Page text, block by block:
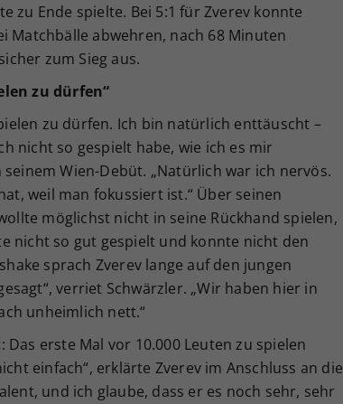
zu Ende spielte. Bei 5:1 für Zverev konnte
Matchbälle abwehren, nach 68 Minuten
zum Sieg aus.
zu dürfen“
zu dürfen. Ich bin natürlich enttäuscht –
nicht so gespielt habe, wie ich es mir
Wien-Debüt. „Natürlich war ich nervös.
weil man fokussiert ist.“ Über seinen
möglichst nicht in seine Rückhand spielen,
nicht so gut gespielt und konnte nicht den
sprach Zverev lange auf den jungen
verriet Schwärzler. „Wir haben hier in
unheimlich nett.“
erste Mal vor 10.000 Leuten zu spielen
einfach“, erklärte Zverev im Anschluss an die
und ich glaube, dass er es noch sehr, sehr